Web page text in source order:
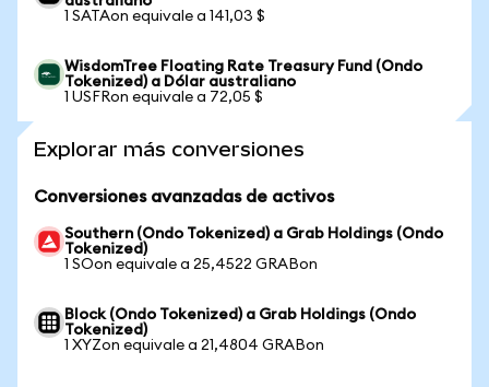
1 SATAon equivale a 141,03 $
WisdomTree Floating Rate Treasury Fund (Ondo
Tokenized) a Dólar australiano
1 USFRon equivale a 72,05 $
Explorar más conversiones
Conversiones avanzadas de activos
Southern (Ondo Tokenized) a Grab Holdings (Ondo
Tokenized)
1 SOon equivale a 25,4522 GRABon
Block (Ondo Tokenized) a Grab Holdings (Ondo
Tokenized)
1 XYZon equivale a 21,4804 GRABon